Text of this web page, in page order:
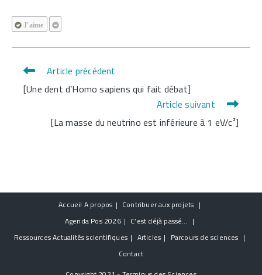
J'aime
Read
more
Article précédent
[Une dent d’Homo sapiens qui fait débat]
Article suivant
[La masse du neutrino est inférieure à 1 eV/c²]
Accueil A propos
Contribuer aux projets
Agenda Pos 2026
C’est déjà passé…
RessourcesActualités scientifiques Articles
Parcours de sciences
Contact